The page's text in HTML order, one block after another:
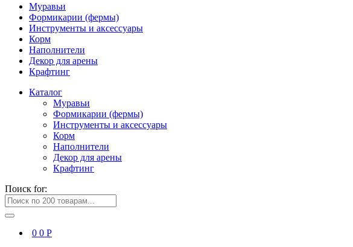
Муравьи
Формикарии (фермы)
Инструменты и аксессуары
Корм
Наполнители
Декор для арены
Крафтинг
Каталог
Муравьи
Формикарии (фермы)
Инструменты и аксессуары
Корм
Наполнители
Декор для арены
Крафтинг
Поиск for:
0 0 Р